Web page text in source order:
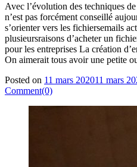
Avec l’évolution des techniques
n’est pas forcément conseillé
s’orienter vers les fichiersemails
plusieursraisons d’acheter un
pour les entreprises La création
On aimerait tous avoir une petite
Posted on 11 mars 202011 mars
Comment(0)